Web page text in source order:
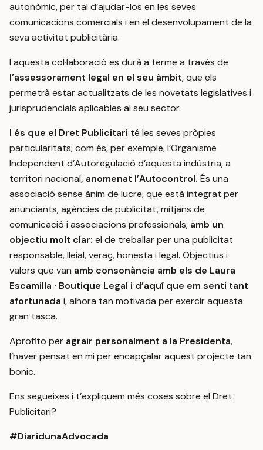
autonòmic, per tal d’ajudar-los en les seves
comunicacions comercials i en el desenvolupament de la
seva activitat publicitària.
I aquesta col·laboració es durà a terme a través de
l’assessorament legal en el seu àmbit, que els
permetrà estar actualitzats de les novetats legislatives i
jurisprudencials aplicables al seu sector.
I és que el Dret Publicitari té les seves pròpies
particularitats; com és, per exemple, l’Organisme
Independent d’Autoregulació d’aquesta indústria, a
territori nacional, anomenat l’Autocontrol. És una
associació sense ànim de lucre, que està integrat per
anunciants, agències de publicitat, mitjans de
comunicació i associacions professionals, amb un
objectiu molt clar: el de treballar per una publicitat
responsable, lleial, veraç, honesta i legal. Objectius i
valors que van amb consonància amb els de Laura
Escamilla · Boutique Legal i d’aquí que em senti tant
afortunada i, alhora tan motivada per exercir aquesta
gran tasca.
Aprofito per agrair personalment a la Presidenta,
l’haver pensat en mi per encapçalar aquest projecte tan
bonic.
Ens segueixes i t’expliquem més coses sobre el Dret
Publicitari?
#DiaridunaAdvocada